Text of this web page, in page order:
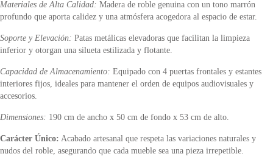
Materiales de Alta Calidad: Madera de roble genuina con un tono marrón
profundo que aporta calidez y una atmósfera acogedora al espacio de estar.
Soporte y Elevación: Patas metálicas elevadoras que facilitan la limpieza
inferior y otorgan una silueta estilizada y flotante.
Capacidad de Almacenamiento: Equipado con 4 puertas frontales y estantes
interiores fijos, ideales para mantener el orden de equipos audiovisuales y
accesorios.
Dimensiones: 190 cm de ancho x 50 cm de fondo x 53 cm de alto.
Carácter Único: Acabado artesanal que respeta las variaciones naturales y
nudos del roble, asegurando que cada mueble sea una pieza irrepetible.